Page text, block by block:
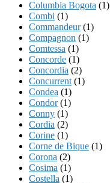
Columbia Bogota (1)
Combi (1)
Commandeur(1)
Compagnon (1)
Comtessa (1)
Concorde (1)
Concordia (2)
Concurrent (1)
Condea (1)
Condor(1)
Conny (1)
Cordia (2)
Corine (1)
Corne de Bique (1)
Corona (2)
Cosima (1)
Costella (1)